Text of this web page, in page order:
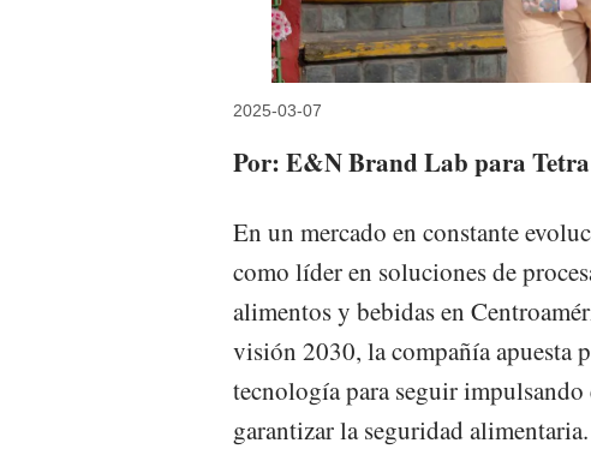
2025-03-07
Por: E&N Brand Lab para
En un mercado en constante
como líder en soluciones de
alimentos y bebidas en
visión 2030, la compañía apuesta
tecnología para seguir
garantizar la seguridad alimentaria.